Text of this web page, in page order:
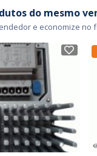
do mesmo
e economize no